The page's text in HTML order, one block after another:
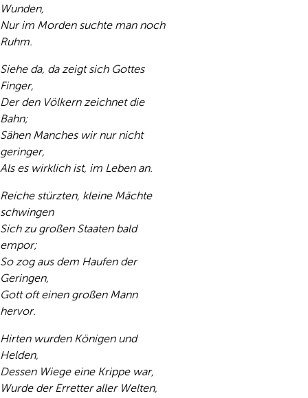
Wunden,
Nur im Morden suchte man noch
Ruhm.
Siehe da, da zeigt sich Gottes
Finger,
Der den Völkern zeichnet die
Bahn;
Sähen Manches wir nur nicht
geringer,
Als es wirklich ist, im Leben an.
Reiche stürzten, kleine Mächte
schwingen
Sich zu großen Staaten bald
empor;
So zog aus dem Haufen der
Geringen,
Gott oft einen großen Mann
hervor.
Hirten wurden Königen und
Helden,
Dessen Wiege eine Krippe war,
Wurde der Erretter aller Welten,